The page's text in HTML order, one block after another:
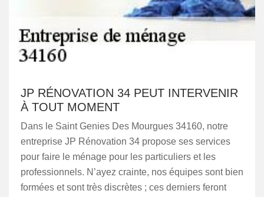
JP RÉNOVATION 34 PEUT INTERVENIR
À TOUT MOMENT
Dans le Saint Genies Des Mourgues 34160, notre
entreprise JP Rénovation 34 propose ses services
pour faire le ménage pour les particuliers et les
professionnels. N’ayez crainte, nos équipes sont bien
formées et sont très discrètes ; ces derniers feront